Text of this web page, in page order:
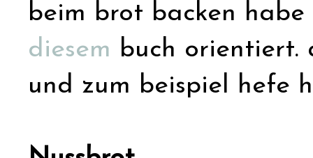
beim brot backen
diesem buch orientiert.
und zum beispiel hefe